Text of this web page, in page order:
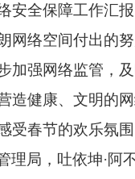
安全保障工作汇
网络空间付出的
加强网络监管，
造健康、文明的
受春节的欢乐氛围
理局，吐依坤·阿